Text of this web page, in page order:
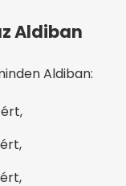
Aldiban
Aldiban: